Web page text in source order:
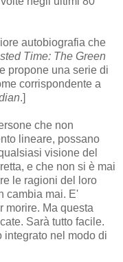
autobiografia che
Time: The Green
propone una serie di
corrispondente a
.]
che non
lineare, possano
visione del
e che non si è mai
le ragioni del loro
cambia mai. E'
morire. Ma questa
Sarà tutto facile.
integrato nel modo di